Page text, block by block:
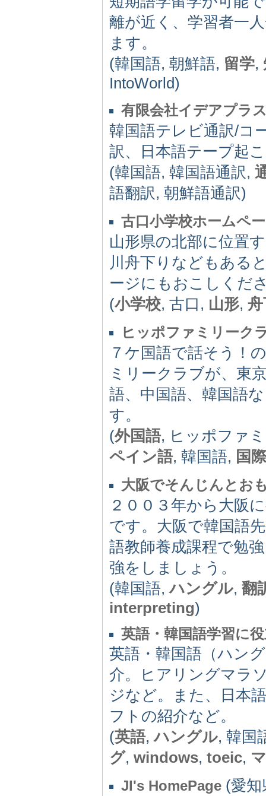
離が近く、学習者一
ます。
(韓国語, 朝鮮語, 留学,
IntoWorld)
有限会社イデアプラ
韓国語テレビ通訳/コ
訳、日本語テープ起
(韓国語, 韓国語通訳,
語翻訳, 朝鮮語通訳)
古口小学校ホームペ
山形県の北部に位置
川舟下りなどもある
ージにもおこしくだ
(小学校, 古口, 山形,
ヒッポファミリーク
７ケ国語で話そう！
ミリークラブが、東
語、中国語、韓国語
す。
(外国語, ヒッポファ
ペイン語, 韓国語, 国
大阪でそんじんとお
２００３年から大阪
です。大阪で韓国語
語教師養成課程で勉
強をしましょう。
(韓国語,ハングル, 翻
interpreting)
英語・韓国語学習に
英語・韓国語（ハン
介。ヒアリングマラ
ジなど。また、日本
フトの紹介など。
(英語,ハングル, 韓国
グ, windows, toeic,
JI's HomePage (愛知